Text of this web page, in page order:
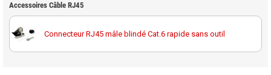
Hikvision DS-1604ZJ-BOX-CORNER support d'angle +
Carte MicroSD Western Digital Purple 256GB spéciale
vidéosurveillance
Câble RJ45 droit Cat.6 blindé F/UTP 10 mètres
Accessoires Câble RJ45
Connecteur RJ45 mâle blindé Cat.6 rapide sans outil